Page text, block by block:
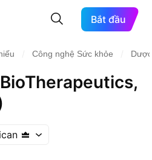
Bắt đầu
Công nghệ Sức khỏe